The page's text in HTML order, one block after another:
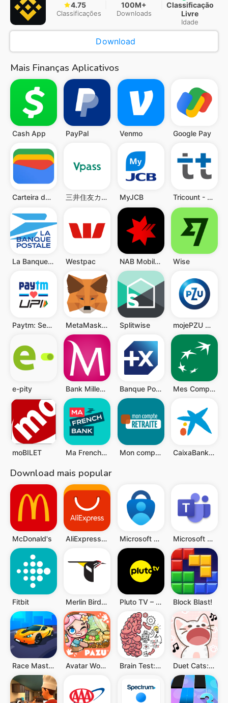
4.75
Classificações
100M+
Downloads
Classificação
Livre
Idade
Download
Mais Finanças Aplicativos
Cash App PayPal Venmo Google Pay
Carteira do Google 三井住友カード Vpassアプリ MyJCB Tricount - Partilhar despesas
La Banque Postale Westpac NAB Mobile Banking Wise
Paytm: Secure UPI Payments MetaMask - Blockchain Wallet Splitwise mojePZU mobile
e-pity Bank Millennium Banque Populaire Mes Comptes BNP Paribas
moBILET Ma French Bank Mon compte retraite CaixaBankNow
Download mais popular
McDonald's AliExpress: Compras online Microsoft Authenticator Microsoft Teams
Fitbit Merlin Bird ID por Cornell Lab Pluto TV – TV Ao vivo e Filmes Block Blast!
Race Master 3D Avatar World ® Brain Test: Jogos Mentais Duet Cats: música popcat fofa